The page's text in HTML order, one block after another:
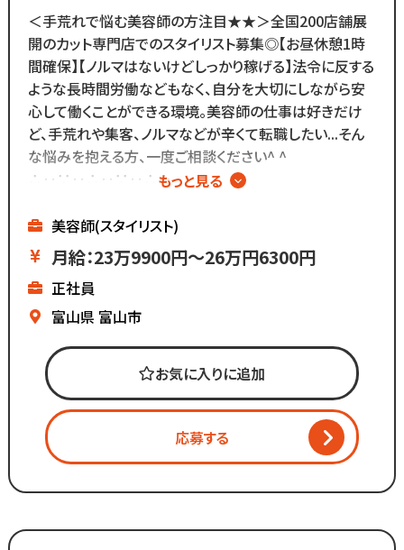
各店舗にベテランスタッフが
在籍しているので
分からないことがあれば
すぐに聞くことができる環境です◎
メニューはカットのみなので
難しい業務内容はありません！
また、担当・予約制ではなく
お客様とは最低限しか
会話をしないスタイルなので
お客様との関係作りが苦手...
という方にもピッタリ◎
∴‥∵‥∴‥∵‥∴‥
▼白髪染め専門店
▼週2日～、1日4時間～OK
▼ブランクがあっても安心
▼全国200店舗展開
▼地域に愛される安心経営
∴‥∵‥∴‥∵‥∴‥
《仕事内容》
・接客
・白髪染めの施術
＜手荒れで悩む美容師の方注目★★＞全国200店舗展
開のカット専門店でのスタイリスト募集◎【お昼休憩1時
間確保】【ノルマはないけどしっかり稼げる】法令に反する
ような長時間労働などもなく、自分を大切にしながら安
心して働くことができる環境。美容師の仕事は好きだけ
ど、手荒れや集客、ノルマなどが辛くて転職したい...そん
な悩みを抱える方、一度ご相談ください^ ^
∴‥∵‥∴‥∵‥∴‥
▼ノルマはないけど
基本給が高いのでしっかり稼げる
▼残業ほぼなし
▼全国200店舗展開
▼地域に愛される安心経営
「美容師の仕事は好きだけど
長時間労働＋低賃金で転職したい...」
「物価ばかり上がって
給与は上がらず生活に余裕がない」
「手荒れやノルマがキツイ」
そんな働き方はもう古い。
もっと見る
美容師(スタイリスト)
月給：23万9900円～26万円6300円
正社員
富山県 富山市
お気に入りに追加
応募する